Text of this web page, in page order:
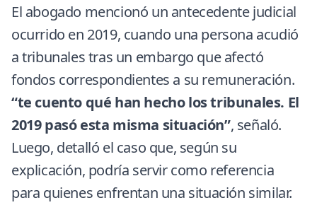
El abogado mencionó un antecedente judicial
ocurrido en 2019, cuando una persona acudió
a tribunales tras un embargo que afectó
fondos correspondientes a su remuneración.
“te cuento qué han hecho los tribunales. El
2019 pasó esta misma situación”, señaló.
Luego, detalló el caso que, según su
explicación, podría servir como referencia
para quienes enfrentan una situación similar.